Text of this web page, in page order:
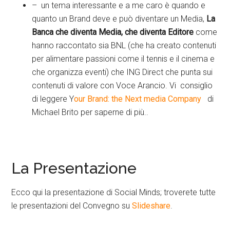
– un tema interessante e a me caro è quando e
quanto un Brand deve e può diventare un Media, La
Banca che diventa Media, che diventa Editore come
hanno raccontato sia BNL (che ha creato contenuti
per alimentare passioni come il tennis e il cinema e
che organizza eventi) che ING Direct che punta sui
contenuti di valore con Voce Arancio. Vi consiglio
di leggere Your Brand: the Next media Company di
Michael Brito per saperne di più..
La Presentazione
Ecco qui la presentazione di Social Minds; troverete tutte
le presentazioni del Convegno suSlideshare.